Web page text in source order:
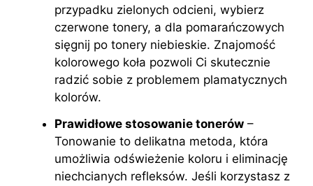
przypadku zielonych odcieni, wybierz
czerwone tonery, a dla pomarańczowych
sięgnij po tonery niebieskie. Znajomość
kolorowego koła pozwoli Ci skutecznie
radzić sobie z problemem plamatycznych
kolorów.
Prawidłowe stosowanie tonerów –
Tonowanie to delikatna metoda, która
umożliwia odświeżenie koloru i eliminację
niechcianych refleksów. Jeśli korzystasz z